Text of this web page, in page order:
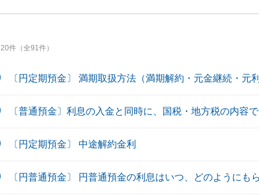
20件（全91件）
〔円定期預金〕 満期取扱方法（満期解約・元金継続・元
〔普通預金〕利息の入金と同時に、国税・地方税の内容
〔円定期預金〕 中途解約金利
〔円普通預金〕 円普通預金の利息はいつ、どのようにも